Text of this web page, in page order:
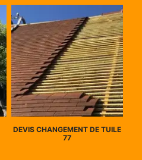
DEVIS CHANGEMENT DE TUILE
77